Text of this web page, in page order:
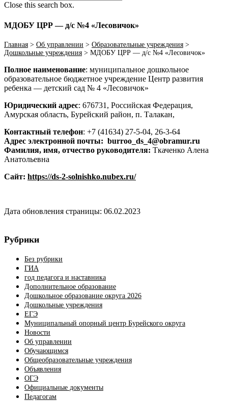
Close this search box.
МДОБУ ЦРР — д/с №4 «Лесовичок»
Главная > Об управлении > Образовательные учреждения >
Дошкольные учреждения > МДОБУ ЦРР — д/с №4 «Лесовичок»
Полное наименование: муниципальное дошкольное
образовательное бюджетное учреждение Центр развития
ребенка — детский сад № 4 «Лесовичок»
Юридический адрес: 676731, Российская Федерация,
Амурская область, Бурейский район, п. Талакан,
Контактный телефон: +7 (41634) 27-5-04, 26-3-64
Адрес электронной почты: burroo_ds_4@obramur.ru
Фамилия, имя, отчество руководителя: Ткаченко Алена
Анатольевна
Сайт: https://ds-2-solnishko.nubex.ru/
Дата обновления страницы: 06.02.2023
Рубрики
Без рубрики
ГИА
год педагога и наставника
Дополнительное образование
Дошкольное образование округа 2026
Дошкольные учреждения
ЕГЭ
Муниципальный опорный центр Бурейского округа
Новости
Об управлении
Обучающимся
Общеобразовательные учреждения
Объявления
ОГЭ
Официальные документы
Педагогам